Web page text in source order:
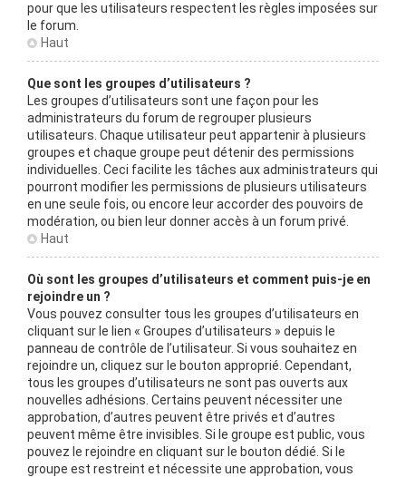
pour que les utilisateurs respectent les règles imposées sur
le forum.
Haut
Que sont les groupes d’utilisateurs ?
Les groupes d’utilisateurs sont une façon pour les
administrateurs du forum de regrouper plusieurs
utilisateurs. Chaque utilisateur peut appartenir à plusieurs
groupes et chaque groupe peut détenir des permissions
individuelles. Ceci facilite les tâches aux administrateurs qui
pourront modifier les permissions de plusieurs utilisateurs
en une seule fois, ou encore leur accorder des pouvoirs de
modération, ou bien leur donner accès à un forum privé.
Haut
Où sont les groupes d’utilisateurs et comment puis-je en
rejoindre un ?
Vous pouvez consulter tous les groupes d’utilisateurs en
cliquant sur le lien « Groupes d’utilisateurs » depuis le
panneau de contrôle de l’utilisateur. Si vous souhaitez en
rejoindre un, cliquez sur le bouton approprié. Cependant,
tous les groupes d’utilisateurs ne sont pas ouverts aux
nouvelles adhésions. Certains peuvent nécessiter une
approbation, d’autres peuvent être privés et d’autres
peuvent même être invisibles. Si le groupe est public, vous
pouvez le rejoindre en cliquant sur le bouton dédié. Si le
groupe est restreint et nécessite une approbation, vous